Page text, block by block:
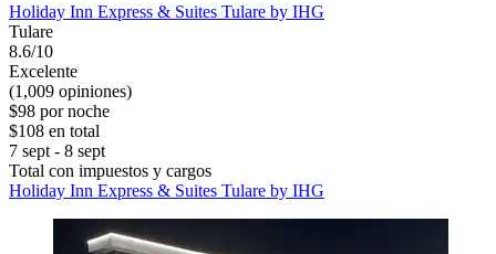
Holiday Inn Express & Suites Tulare by IHG
Tulare
8.6/10
Excelente
(1,009 opiniones)
$98 por noche
$108 en total
7 sept - 8 sept
Total con impuestos y cargos
Holiday Inn Express & Suites Tulare by IHG